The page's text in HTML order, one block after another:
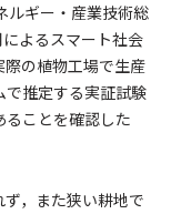
ルギー・産業技術総
よるスマート社会
の植物工場で生産
で推定する実証試験
ことを確認した
，また狭い耕地で